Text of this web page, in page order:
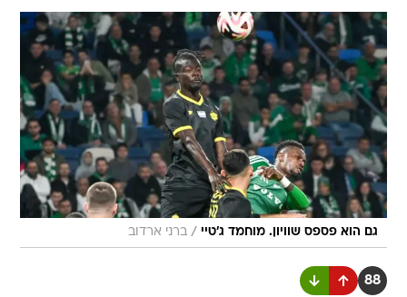
גם הוא פספס שוויון. מוחמד ג'טיי / ברני ארדוב
88